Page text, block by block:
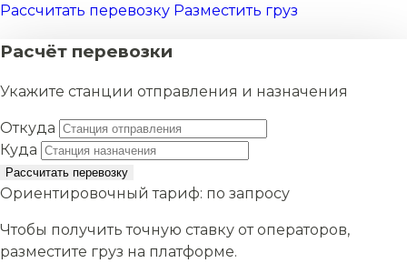
Рассчитать перевозку Разместить груз
Расчёт перевозки
Укажите станции отправления и назначения
Откуда
Куда
Рассчитать перевозку
Ориентировочный тариф: по запросу
Чтобы получить точную ставку от операторов,
разместите груз на платформе.